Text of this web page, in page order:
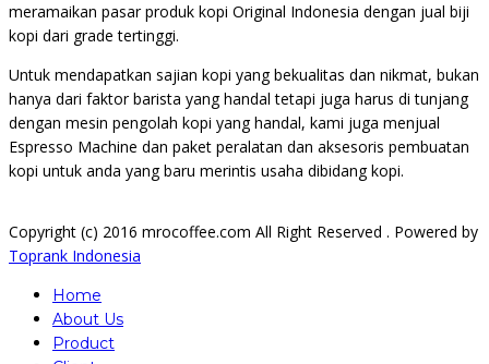
meramaikan pasar produk kopi Original Indonesia dengan jual biji
kopi dari grade tertinggi.
Untuk mendapatkan sajian kopi yang bekualitas dan nikmat, bukan
hanya dari faktor barista yang handal tetapi juga harus di tunjang
dengan mesin pengolah kopi yang handal, kami juga menjual
Espresso Machine dan paket peralatan dan aksesoris pembuatan
kopi untuk anda yang baru merintis usaha dibidang kopi.
Copyright (c) 2016 mrocoffee.com All Right Reserved . Powered by
Toprank Indonesia
Home
About Us
Product